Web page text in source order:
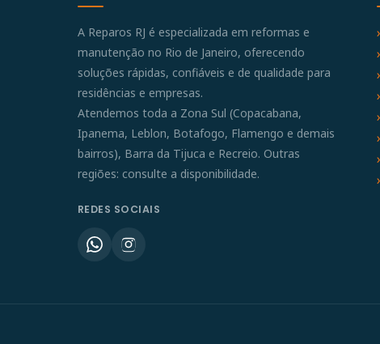
A Reparos RJ é especializada em reformas e
manutenção no Rio de Janeiro, oferecendo
soluções rápidas, confiáveis e de qualidade para
residências e empresas.
Atendemos toda a Zona Sul (Copacabana,
Ipanema, Leblon, Botafogo, Flamengo e demais
bairros), Barra da Tijuca e Recreio. Outras
regiões: consulte a disponibilidade.
REDES SOCIAIS